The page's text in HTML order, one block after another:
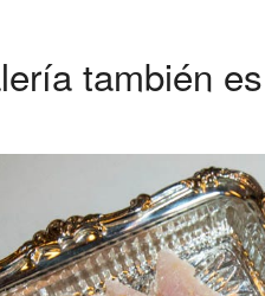
también